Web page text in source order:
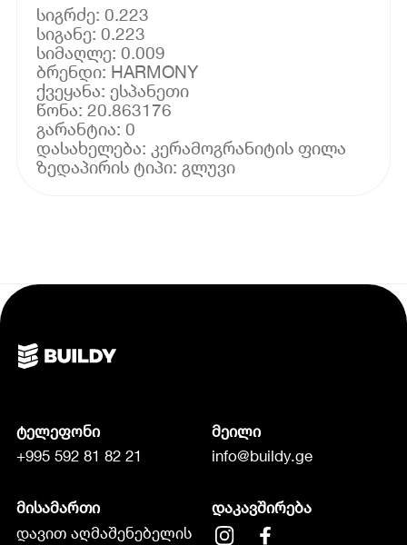
სიგრძე: 0.223
სიგანე: 0.223
სიმაღლე: 0.009
ბრენდი: HARMONY
ქვეყანა: ესპანეთი
წონა: 20.863176
გარანტია: 0
დასახელება: კერამოგრანიტის ფილა
ტელეფონი
+995 592 81 82 21
მეილი
info@buildy.ge
მისამართი
დავით აღმაშენებელის
დაკავშირება